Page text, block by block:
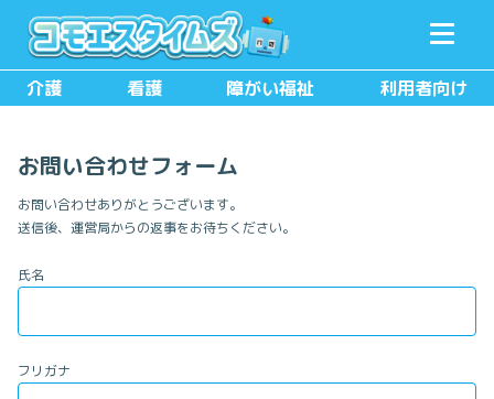
介護 看護 障がい福祉 利用者向け
お問い合わせフォーム
お問い合わせありがとうございます。
送信後、運営局からの返事をお待ちください。
氏名
フリガナ
メニュー 検索